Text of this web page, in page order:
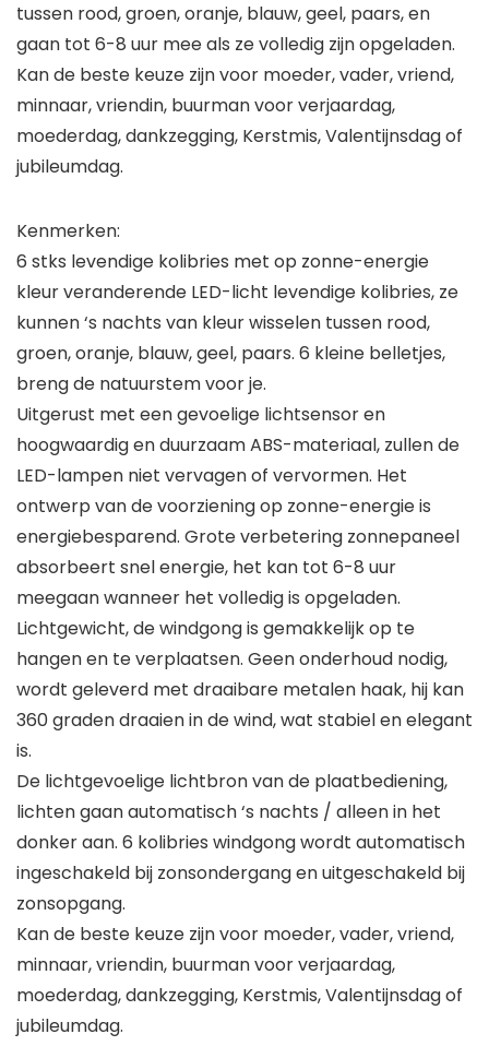
tussen rood, groen, oranje, blauw, geel, paars, en
gaan tot 6-8 uur mee als ze volledig zijn opgeladen.
Kan de beste keuze zijn voor moeder, vader, vriend,
minnaar, vriendin, buurman voor verjaardag,
moederdag, dankzegging, Kerstmis, Valentijnsdag of
jubileumdag.
Kenmerken:
6 stks levendige kolibries met op zonne-energie
kleur veranderende LED-licht levendige kolibries, ze
kunnen ‘s nachts van kleur wisselen tussen rood,
groen, oranje, blauw, geel, paars. 6 kleine belletjes,
breng de natuurstem voor je.
Uitgerust met een gevoelige lichtsensor en
hoogwaardig en duurzaam ABS-materiaal, zullen de
LED-lampen niet vervagen of vervormen. Het
ontwerp van de voorziening op zonne-energie is
energiebesparend. Grote verbetering zonnepaneel
absorbeert snel energie, het kan tot 6-8 uur
meegaan wanneer het volledig is opgeladen.
Lichtgewicht, de windgong is gemakkelijk op te
hangen en te verplaatsen. Geen onderhoud nodig,
wordt geleverd met draaibare metalen haak, hij kan
360 graden draaien in de wind, wat stabiel en elegant
is.
De lichtgevoelige lichtbron van de plaatbediening,
lichten gaan automatisch ‘s nachts / alleen in het
donker aan. 6 kolibries windgong wordt automatisch
ingeschakeld bij zonsondergang en uitgeschakeld bij
zonsopgang.
Kan de beste keuze zijn voor moeder, vader, vriend,
minnaar, vriendin, buurman voor verjaardag,
moederdag, dankzegging, Kerstmis, Valentijnsdag of
jubileumdag.